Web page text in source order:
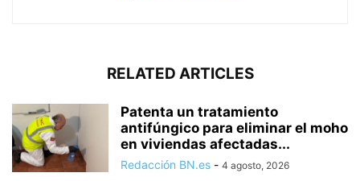
RELATED ARTICLES
Patenta un tratamiento
antifúngico para eliminar el moho
en viviendas afectadas...
Redacción BN.es - 4 agosto, 2026